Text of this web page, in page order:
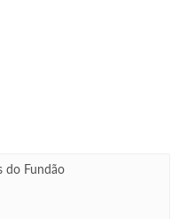
do Fundão